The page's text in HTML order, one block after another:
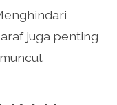
juga penting